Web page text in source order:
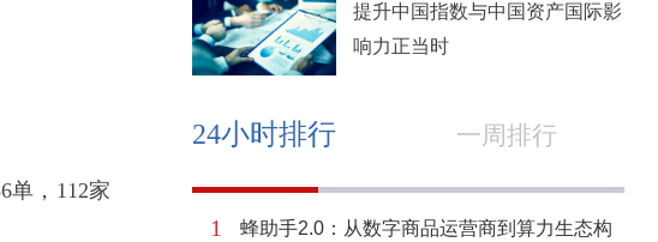
，112家
提升中国指数与中国资产国际影
响力正当时
24小时排行 一周排行
1
蜂助手2.0：从数字商品运营商到算力生态构